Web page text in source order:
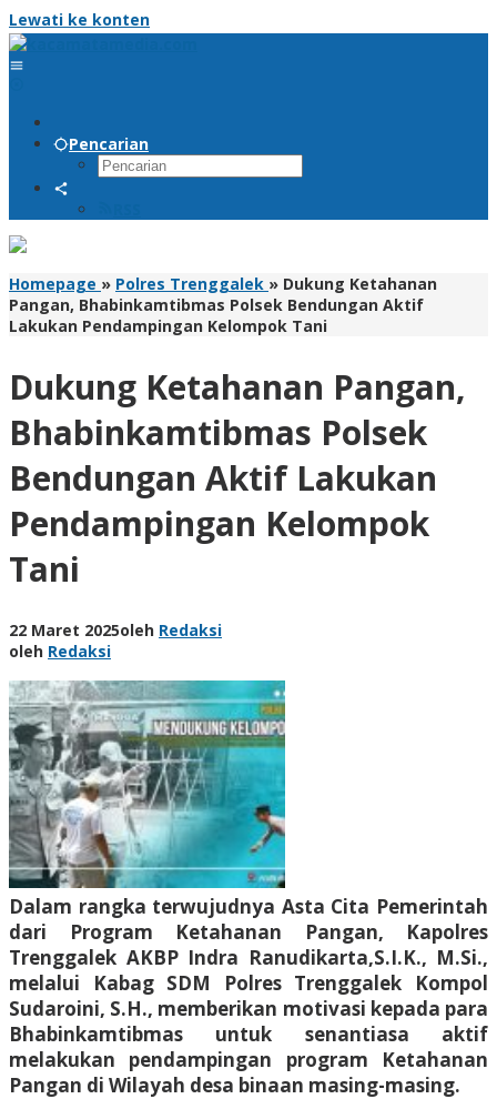
Lewati ke konten
Pencarian
Homepage » Polres Trenggalek » Dukung Ketahanan
Pangan, Bhabinkamtibmas Polsek Bendungan Aktif
Lakukan Pendampingan Kelompok Tani
Dukung Ketahanan Pangan,
Bhabinkamtibmas Polsek
Bendungan Aktif Lakukan
Pendampingan Kelompok
Tani
22 Maret 2025oleh Redaksi
oleh Redaksi
Dalam rangka terwujudnya Asta Cita Pemerintah
dari Program Ketahanan Pangan, Kapolres
Trenggalek AKBP Indra Ranudikarta,S.I.K., M.Si.,
melalui Kabag SDM Polres Trenggalek Kompol
Sudaroini, S.H., memberikan motivasi kepada para
Bhabinkamtibmas untuk senantiasa aktif
melakukan pendampingan program Ketahanan
Pangan di Wilayah desa binaan masing-masing.